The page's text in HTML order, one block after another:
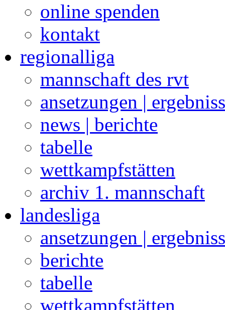
online spenden
kontakt
regionalliga
mannschaft des rvt
ansetzungen |
news | berichte
tabelle
wettkampfstätten
archiv 1. mannschaft
landesliga
ansetzungen |
berichte
tabelle
wettkampfstätten